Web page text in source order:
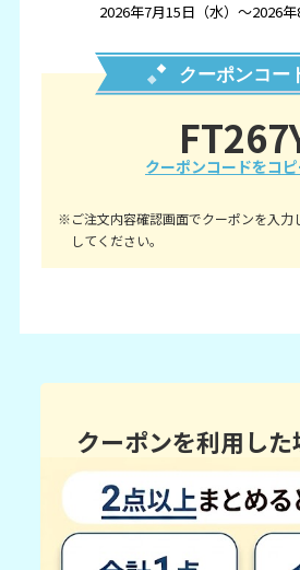
2026年7月15日（水）～2026年
クーポンコードをコ
※ご注文内容確認画面でクーポンを入力
してください。
クーポンを利用し